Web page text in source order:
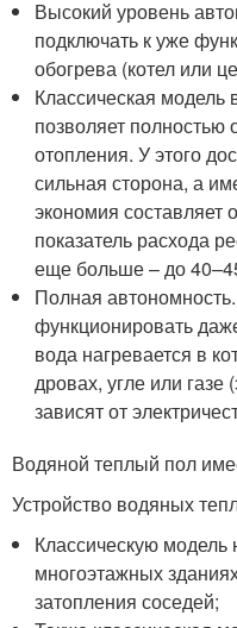
Высокий уровень
подключать к уже
обогрева (котел или
Классическая модель
позволяет полностью
отопления. У этого
сильная сторона, а
экономия составляет
показатель расхода
еще больше – до
Полная
функционировать
вода нагревается в
дровах, угле или
зависят от
Водяной теплый пол
Устройство водяных
Классическую модель
многоэтажных
затопления соседей;